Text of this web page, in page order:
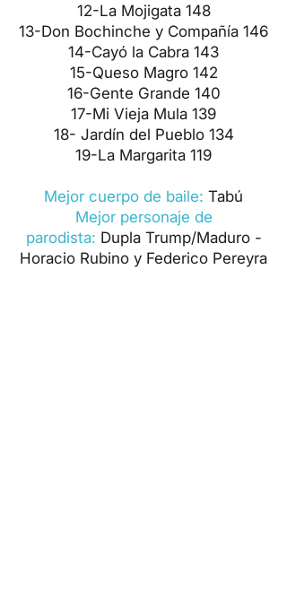
12-La Mojigata 148
13-Don Bochinche y Compañía 146
14-Cayó la Cabra 143
15-Queso Magro 142
16-Gente Grande 140
17-Mi Vieja Mula 139
18- Jardín del Pueblo 134
19-La Margarita 119
Mejor cuerpo de baile: Tabú
Mejor personaje de
parodista: Dupla Trump/Maduro -
Horacio Rubino y Federico Pereyra